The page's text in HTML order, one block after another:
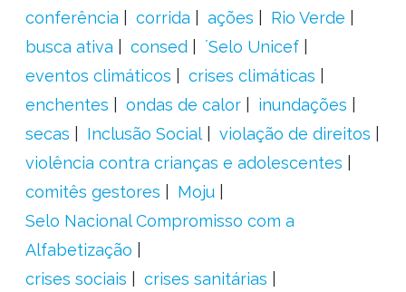
conferência
corrida ações
Rio Verde
busca ativa
consed
´Selo Unicef
eventos climáticos
crises climáticas
enchentes
ondas de calor
inundações
secas
Inclusão Social
violação de direitos
violência contra crianças e adolescentes
comitês gestores
Moju
Selo Nacional Compromisso com a
Alfabetização
crises sociais
crises sanitárias